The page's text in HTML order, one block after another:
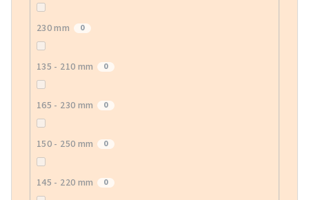
230 mm 0
135 - 210 mm 0
165 - 230 mm 0
150 - 250 mm 0
145 - 220 mm 0